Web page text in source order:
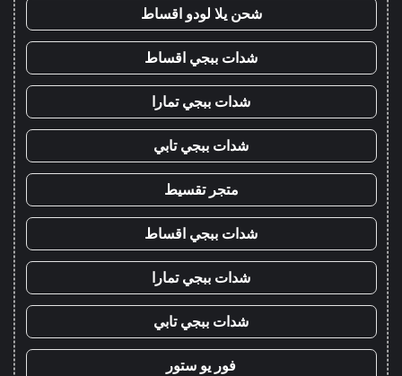
شحن يلا لودو اقساط
شدات ببجي اقساط
شدات ببجي تمارا
شدات ببجي تابي
متجر تقسيط
شدات ببجي اقساط
شدات ببجي تمارا
شدات ببجي تابي
فور يو ستور